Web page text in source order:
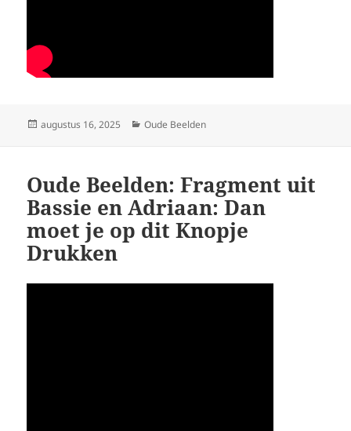
Geplaatst
augustus 16, 2025 Categorieën
Oude Beelden
Oude Beelden: Fragment uit
Bassie en Adriaan: Dan
moet je op dit Knopje
Drukken